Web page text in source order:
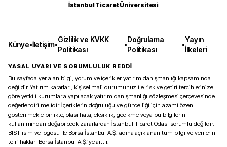
İstanbul Ticaret Üniversitesi
Künye•İletişim•
Gizlilik ve KVKK
Politikası
•
Doğrulama
Politikası
•
Yayın
İlkeleri
YASAL UYARI VE SORUMLULUK REDDİ
Bu sayfada yer alan bilgi, yorum ve içerikler yatırım danışmanlığı kapsamında
değildir. Yatırım kararları, kişisel mali durumunuz ile risk ve getiri tercihlerinize
göre yetkili kurumlarla yapılacak yatırım danışmanlığı sözleşmesi çerçevesinde
değerlendirilmelidir. İçeriklerin doğruluğu ve güncelliği için azami özen
gösterilmekle birlikte, olası hata, eksiklik, gecikme veya bu bilgilerin
kullanımından doğabilecek zararlardan İstanbul Ticaret Odası sorumlu değildir.
BIST isim ve logosu ile Borsa İstanbul A.Ş. adına açıklanan tüm bilgi ve verilerin
telif hakları Borsa İstanbul A.Ş.’ye aittir.